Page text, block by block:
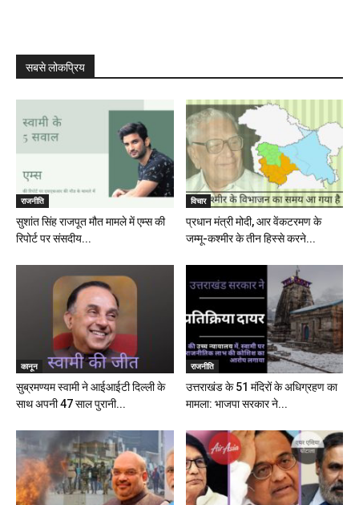
सबसे लोकप्रिय
राजनीति
सुशांत सिंह राजपूत मौत मामले में एम्स की
रिपोर्ट पर संसदीय...
विचार
प्रधान मंत्री मोदी, आर वेंकटरमण के
जम्मू-कश्मीर के तीन हिस्से करने...
कानून
सुब्रमण्यम स्वामी ने आईआईटी दिल्ली के
साथ अपनी 47 साल पुरानी...
राजनीति
उत्तराखंड के 51 मंदिरों के अधिग्रहण का
मामला: भाजपा सरकार ने...